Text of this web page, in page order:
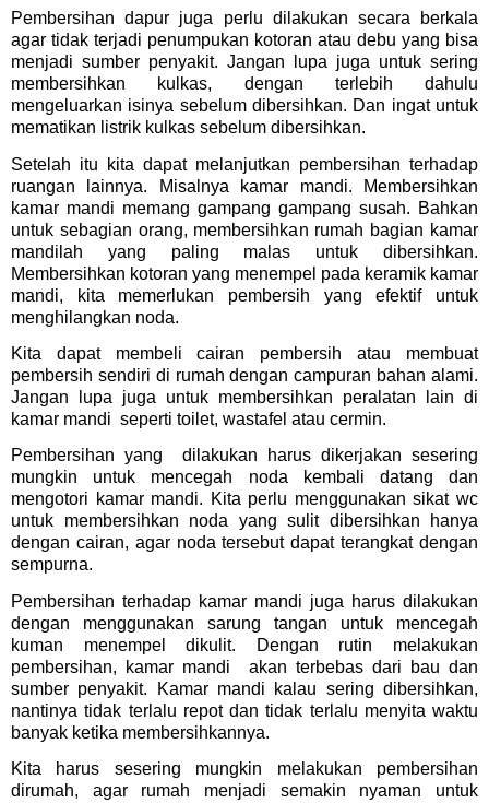
Pembersihan dapur juga perlu dilakukan secara berkala
agar tidak terjadi penumpukan kotoran atau debu yang bisa
menjadi sumber penyakit. Jangan lupa juga untuk sering
membersihkan kulkas, dengan terlebih dahulu
mengeluarkan isinya sebelum dibersihkan. Dan ingat untuk
mematikan listrik kulkas sebelum dibersihkan.
Setelah itu kita dapat melanjutkan pembersihan terhadap
ruangan lainnya. Misalnya kamar mandi. Membersihkan
kamar mandi memang gampang gampang susah. Bahkan
untuk sebagian orang, membersihkan rumah bagian kamar
mandilah yang paling malas untuk dibersihkan.
Membersihkan kotoran yang menempel pada keramik kamar
mandi, kita memerlukan pembersih yang efektif untuk
menghilangkan noda.
Kita dapat membeli cairan pembersih atau membuat
pembersih sendiri di rumah dengan campuran bahan alami.
Jangan lupa juga untuk membersihkan peralatan lain di
kamar mandi seperti toilet, wastafel atau cermin.
Pembersihan yang
dilakukan harus dikerjakan sesering
mungkin untuk mencegah noda kembali datang dan
mengotori kamar mandi. Kita perlu menggunakan sikat wc
untuk membersihkan noda yang sulit dibersihkan hanya
dengan cairan, agar noda tersebut dapat terangkat dengan
sempurna.
Pembersihan terhadap kamar mandi juga harus dilakukan
dengan menggunakan sarung tangan untuk mencegah
kuman menempel dikulit. Dengan rutin melakukan
pembersihan, kamar mandi
akan terbebas dari bau dan
sumber penyakit. Kamar mandi kalau sering dibersihkan,
nantinya tidak terlalu repot dan tidak terlalu menyita waktu
banyak ketika membersihkannya.
Kita harus sesering mungkin melakukan pembersihan
dirumah, agar rumah menjadi semakin nyaman untuk